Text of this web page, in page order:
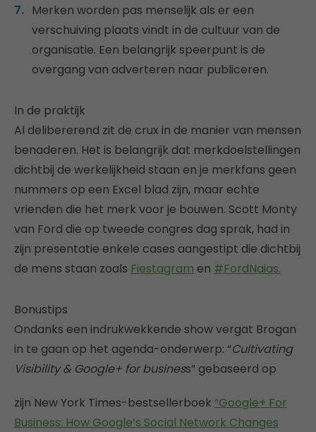
Merken worden pas menselijk als er een
verschuiving plaats vindt in de cultuur van de
organisatie. Een belangrijk speerpunt is de
overgang van adverteren naar publiceren.
In de praktijk
Al delibererend zit de crux in de manier van mensen
benaderen. Het is belangrijk dat merkdoelstellingen
dichtbij de werkelijkheid staan en je merkfans geen
nummers op een Excel blad zijn, maar echte
vrienden die het merk voor je bouwen. Scott Monty
van Ford die op tweede congres dag sprak, had in
zijn presentatie enkele cases aangestipt die dichtbij
de mens staan zoals Fiestagram en #FordNaias.
Bonustips
Ondanks een indrukwekkende show vergat Brogan
in te gaan op het agenda-onderwerp: “Cultivating
Visibility & Google+ for business” gebaseerd op
zijn New York Times-bestsellerboek “Google+ For
Business: How Google’s Social Network Changes